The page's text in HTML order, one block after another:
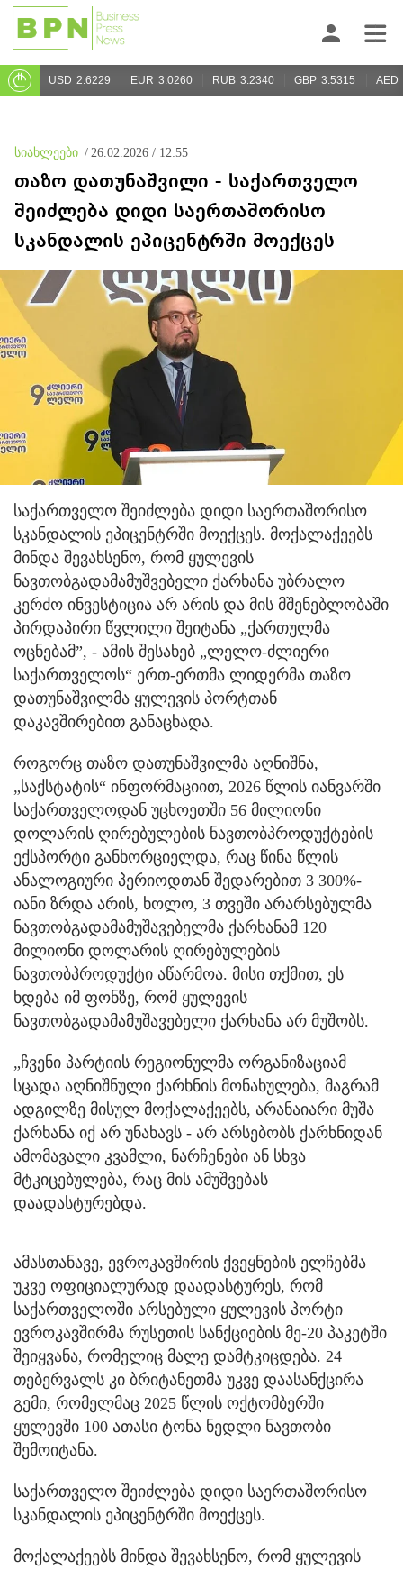
USD 2.6229 EUR 3.0260 RUB 3.2340 GBP 3.5315 AED
სიახლეები / 26.02.2026 / 12:55
თაზო დათუნაშვილი - საქართველო
შეიძლება დიდი საერთაშორისო
სკანდალის ეპიცენტრში მოექცეს
საქართველო შეიძლება დიდი საერთაშორისო
სკანდალის ეპიცენტრში მოექცეს. მოქალაქეებს
მინდა შევახსენო, რომ ყულევის
ნავთობგადამამუშვებელი ქარხანა უბრალო
კერძო ინვესტიცია არ არის და მის მშენებლობაში
პირდაპირი წვლილი შეიტანა „ქართულმა
ოცნებამ”, - ამის შესახებ „ლელო-ძლიერი
საქართველოს“ ერთ-ერთმა ლიდერმა თაზო
დათუნაშვილმა ყულევის პორტთან
დაკავშირებით განაცხადა.
როგორც თაზო დათუნაშვილმა აღნიშნა,
„საქსტატის“ ინფორმაციით, 2026 წლის იანვარში
საქართველოდან უცხოეთში 56 მილიონი
დოლარის ღირებულების ნავთობპროდუქტების
ექსპორტი განხორციელდა, რაც წინა წლის
ანალოგიური პერიოდთან შედარებით 3 300%-
იანი ზრდა არის, ხოლო, 3 თვეში არარსებულმა
ნავთობგადამამუშავებელმა ქარხანამ 120
მილიონი დოლარის ღირებულების
ნავთობპროდუქტი აწარმოა. მისი თქმით, ეს
ხდება იმ ფონზე, რომ ყულევის
ნავთობგადამამუშავებელი ქარხანა არ მუშობს.
„ჩვენი პარტიის რეგიონულმა ორგანიზაციამ
სცადა აღნიშნული ქარხნის მონახულება, მაგრამ
ადგილზე მისულ მოქალაქეებს, არანაიარი მუშა
ქარხანა იქ არ უნახავს - არ არსებობს ქარხნიდან
ამომავალი კვამლი, ნარჩენები ან სხვა
მტკიცებულება, რაც მის ამუშვებას
დაადასტურებდა.
ამასთანავე, ევროკავშირის ქვეყნების ელჩებმა
უკვე ოფიციალურად დაადასტურეს, რომ
საქართველოში არსებული ყულევის პორტი
ევროკავშირმა რუსეთის სანქციების მე-20 პაკეტში
შეიყვანა, რომელიც მალე დამტკიცდება. 24
თებერვალს კი ბრიტანეთმა უკვე დაასანქცირა
გემი, რომელმაც 2025 წლის ოქტომბერში
ყულევში 100 ათასი ტონა ნედლი ნავთობი
შემოიტანა.
საქართველო შეიძლება დიდი საერთაშორისო
სკანდალის ეპიცენტრში მოექცეს.
მოქალაქეებს მინდა შევახსენო, რომ ყულევის